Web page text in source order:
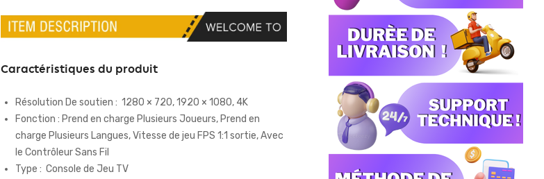
Caractéristiques du produit
Résolution De soutien : 1280 × 720, 1920 × 1080, 4K
Fonction : Prend en charge Plusieurs Joueurs, Prend en
charge Plusieurs Langues, Vitesse de jeu FPS 1:1 sortie, Avec
le Contrôleur Sans Fil
Type : Console de Jeu TV